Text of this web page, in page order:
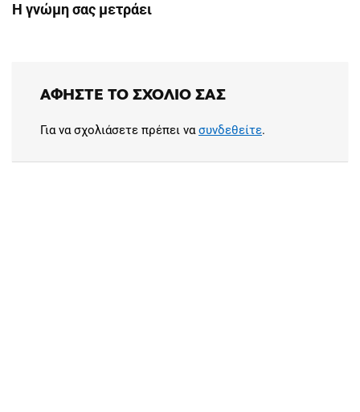
Η γνώμη σας μετράει
ΑΦΉΣΤΕ ΤΟ ΣΧΌΛΙΟ ΣΑΣ
Για να σχολιάσετε πρέπει νασυνδεθείτε.